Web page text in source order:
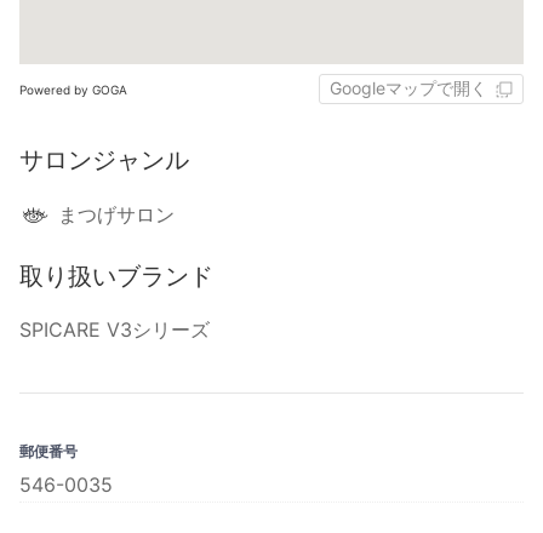
Powered by GOGA Googleマップで開く
サロンジャンル
まつげサロン
取り扱いブランド
SPICARE V3シリーズ
郵便番号
546-0035